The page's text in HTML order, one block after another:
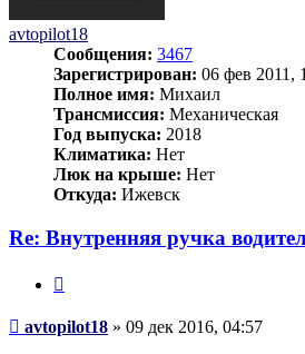
avtopilot18
Сообщения: 3467
Зарегистрирован: 06 фев 2011,
Полное имя: Михаил
Трансмиссия: Механическая
Год выпуска: 2018
Климатика: Нет
Люк на крыше: Нет
Откуда: Ижевск
Re: Внутренняя ручка
Сообщение
avtopilot18 » 09 дек 2016, 04:57